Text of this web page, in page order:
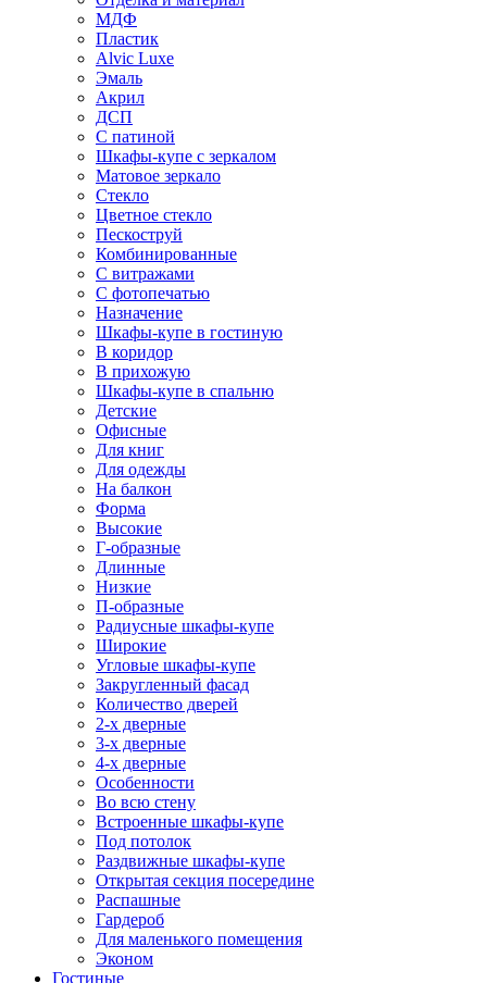
МДФ
Пластик
Alvic Luxe
Эмаль
Акрил
ДСП
С патиной
Шкафы-купе с зеркалом
Матовое зеркало
Стекло
Цветное стекло
Пескоструй
Комбинированные
С витражами
С фотопечатью
Назначение
Шкафы-купе в гостиную
В коридор
В прихожую
Шкафы-купе в спальню
Детские
Офисные
Для книг
Для одежды
На балкон
Форма
Высокие
Г-образные
Длинные
Низкие
П-образные
Радиусные шкафы-купе
Широкие
Угловые шкафы-купе
Закругленный фасад
Количество дверей
2-х дверные
3-х дверные
4-х дверные
Особенности
Во всю стену
Встроенные шкафы-купе
Под потолок
Раздвижные шкафы-купе
Открытая секция посередине
Распашные
Гардероб
Для маленького помещения
Эконом
Гостиные